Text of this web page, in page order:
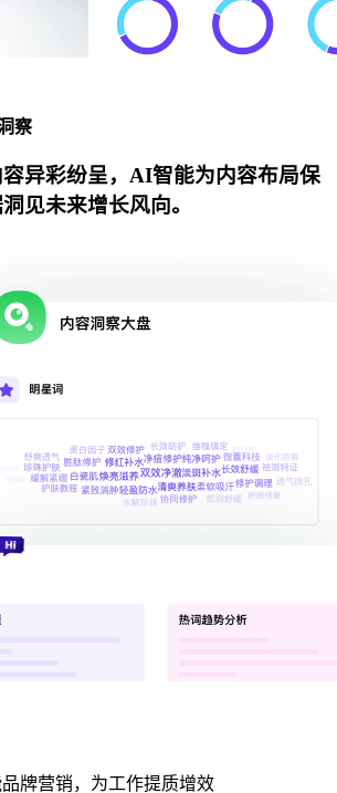
察
异彩纷呈，AI智能为内容布局保
见未来增长风向。
品牌营销，为工作提质增效